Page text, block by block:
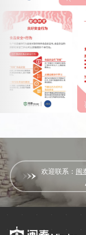
欢迎联系： 闽